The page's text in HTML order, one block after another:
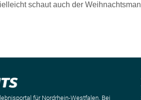
schaut auch der
für Nordrhein-Westfalen. Bei